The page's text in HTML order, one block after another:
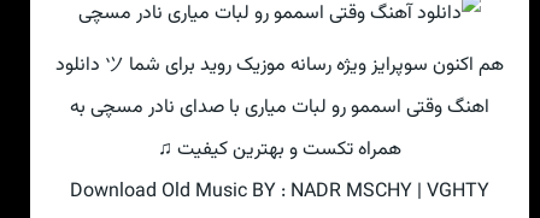
هم اکنون سوپرایز ویژه رسانه موزیک روید برای شما ツ دانلود
اهنگ وقتی‌ اسممو رو لبات میاری با صدای نادر مسچی به
همراه تکست و بهترین کیفیت ♫
Download Old Music BY : NADR MSCHY | VGHTY‌